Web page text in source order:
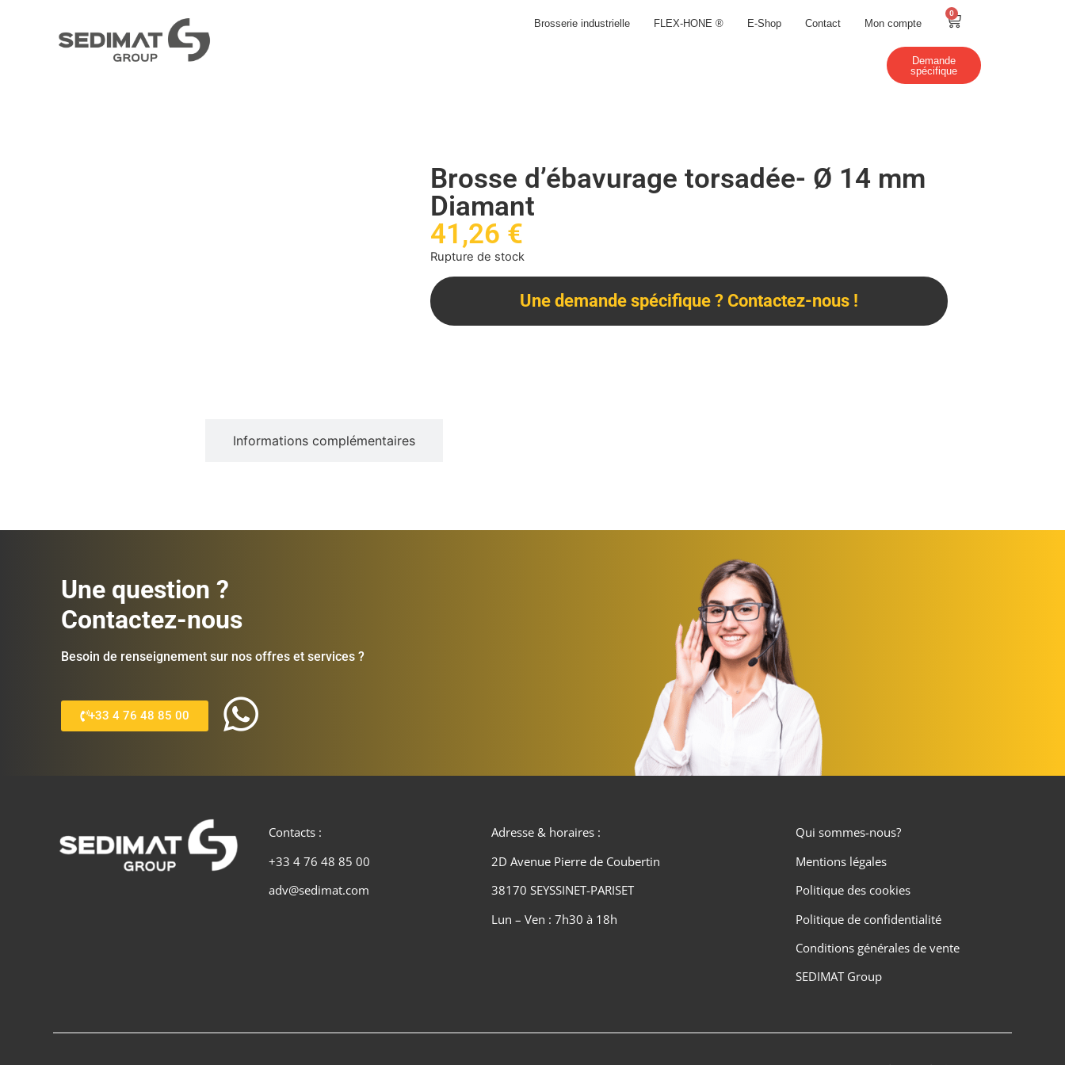
Brosserie industrielle FLEX-HONE ® E-Shop Contact Mon compte
0
Demande
spécifique
Brosse d’ébavurage torsadée- Ø 14 mm
Diamant
41,26 €
Rupture de stock
Une demande spécifique ? Contactez-nous !
Informations complémentaires
Une question ?
Contactez-nous
Besoin de renseignement sur nos offres et services ?
+33 4 76 48 85 00
Contacts :
+33 4 76 48 85 00
adv@sedimat.com
Adresse & horaires :
2D Avenue Pierre de Coubertin
38170 SEYSSINET-PARISET
Lun – Ven : 7h30 à 18h
Qui sommes-nous?
Mentions légales
Politique des cookies
Politique de confidentialité
Conditions générales de vente
SEDIMAT Group